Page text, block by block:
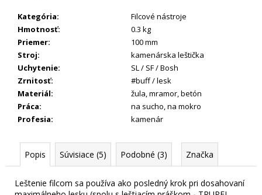
Kategória:
Filcové nástroje
Hmotnosť:
0.3 kg
Priemer:
100 mm
Stroj:
kamenárska leštička
Uchytenie:
SL / SF / Bosh
Zrnitosť:
#buff / lesk
Materiál: žula mramor betón
Práca: na sucho na mokro
Profesia: kamenár
Popis Súvisiace (5) Podobné (3) Značka
Leštenie filcom sa používa ako posledný krok pri dosahovaní